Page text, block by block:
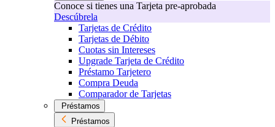
Conoce si tienes una Tarjeta pre-aprobada
Descúbrela
Tarjetas de Crédito
Tarjetas de Débito
Cuotas sin Intereses
Upgrade Tarjeta de Crédito
Préstamo Tarjetero
Compra Deuda
Comparador de Tarjetas
Préstamos
Préstamos